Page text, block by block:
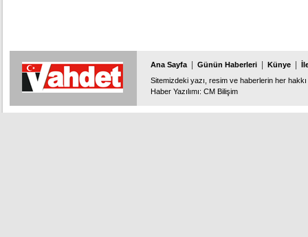
Ana Sayfa Günün Haberleri Künye
Sitemizdeki yazı, resim ve haberlerin her
Haber Yazılımı: CM Bilişim